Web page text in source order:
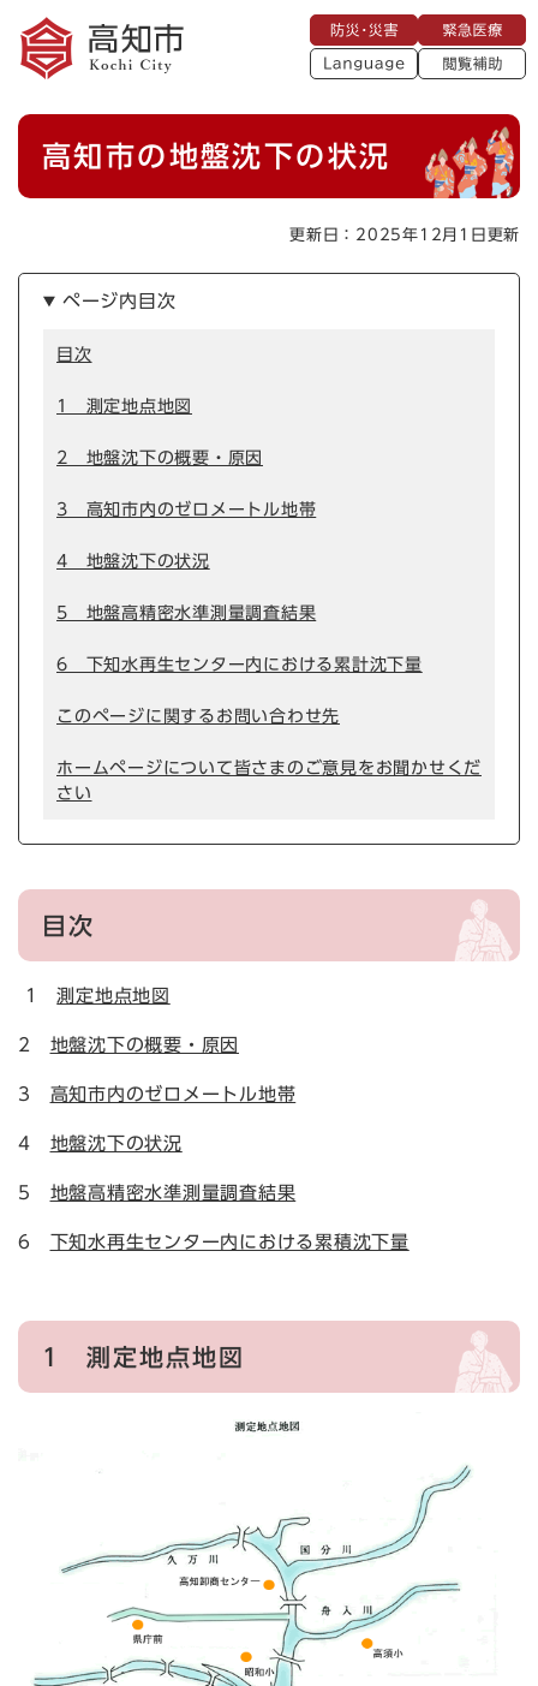
メニューを飛ばして本文へ
災
・
災
急
医
療
L
a
a
g
閲
助
本
高知市の地盤沈下の状況
更新日：2025年12月1日更新
ページ内目次
目次
1 測定地点地図
2 地盤沈下の概要・原因
3 高知市内のゼロメートル地帯
4 地盤沈下の状況
5 地盤高精密水準測量調査結果
6 下知水再生センター内における累計沈下量
このページに関するお問い合わせ先
ホームページについて皆さまのご意見をお聞かせくだ
さい
目次
1測定地点地図
2 地盤沈下の概要・原因
3 高知市内のゼロメートル地帯
4 地盤沈下の状況
5 地盤高精密水準測量調査結果
6 下知水再生センター内における累積沈下量
1 測定地点地図